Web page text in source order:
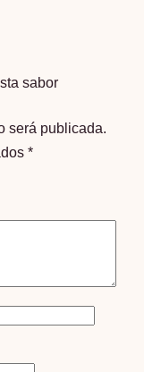
sabor
será publicada.
*